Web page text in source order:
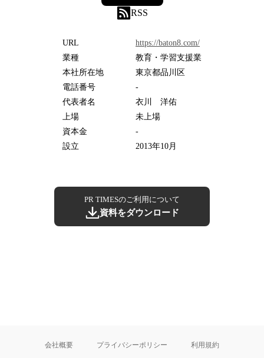
RSS
URL
https://baton8.com/
業種
教育・学習支援業
本社所在地
東京都品川区
電話番号
-
代表者名
衣川 洋佑
上場
未上場
資本金
-
設立
2013年10月
PR TIMESのご利用について
資料をダウンロード
会社概要 プライバシーポリシー 利用規約